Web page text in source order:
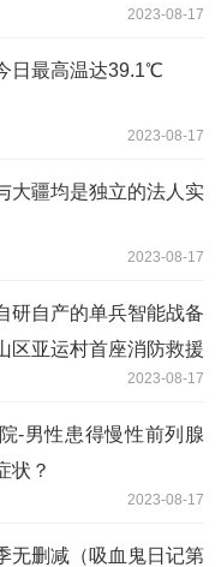
2023-08-17
日最高温达39.1℃
2023-08-17
大疆均是独立的法人实
2023-08-17
研自产的单兵智能战备
区亚运村首座消防救援
2023-08-17
-男性患得慢性前列腺
状？
2023-08-17
无删减（吸血鬼日记第